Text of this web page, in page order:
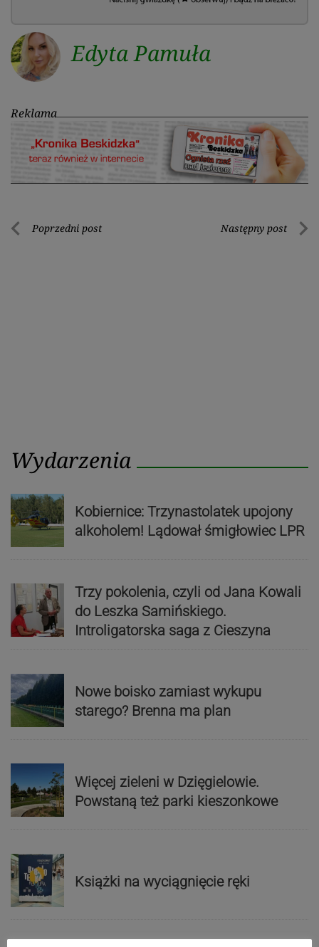
Edyta Pamuła
Reklama
Nawigacja
Poprzedni post Następny post
Wydarzenia
Kobiernice: Trzynastolatek upojony
alkoholem! Lądował śmigłowiec LPR
Trzy pokolenia, czyli od Jana Kowali
do Leszka Samińskiego.
Introligatorska saga z Cieszyna
Nowe boisko zamiast wykupu
starego? Brenna ma plan
Więcej zieleni w Dzięgielowie.
Powstaną też parki kieszonkowe
Książki na wyciągnięcie ręki